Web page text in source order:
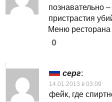
познавательно
пристрастия
Меню
0
серг:
14.01.2013 в 03:09
фейк, где